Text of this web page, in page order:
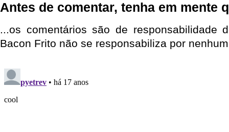
Antes de comentar, tenha em mente
...os comentários são de responsabilidade
Bacon Frito não se responsabiliza por